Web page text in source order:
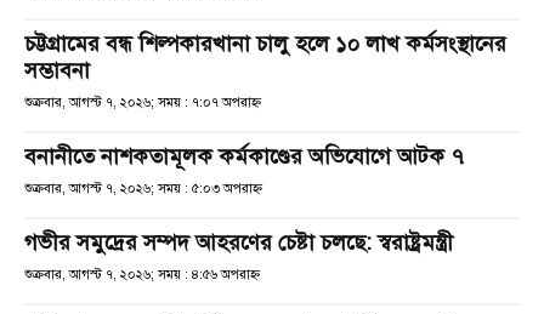
চট্টগ্রামের বন্ধ শিল্পকারখানা চালু হলে ১০ লাখ কর্মসংস্থানের
সম্ভাবনা
শুক্রবার, আগস্ট ৭, ২০২৬; সময় : ৭:০৭ অপরাহ্ণ
বনানীতে নাশকতামূলক কর্মকাণ্ডের অভিযোগে আটক ৭
শুক্রবার, আগস্ট ৭, ২০২৬; সময় : ৫:০৩ অপরাহ্ণ
গভীর সমুদ্রের সম্পদ আহরণের চেষ্টা চলছে: স্বরাষ্ট্রমন্ত্রী
শুক্রবার, আগস্ট ৭, ২০২৬; সময় : ৪:৫৬ অপরাহ্ণ